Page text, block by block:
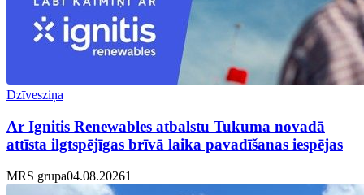
Dzīvesziņa
Ar Ignitis Renewables atbalstu Tukuma novadā
attīsta ilgtspējīgas brīvā laika pavadīšanas iespējas
MRS grupa04.08.20261